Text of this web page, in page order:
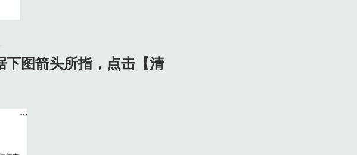
下图箭头所指，点击【清